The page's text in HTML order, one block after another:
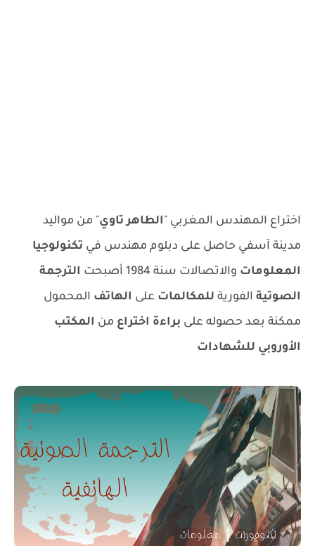
اختراع المهندس المغربي "الطاهر تاوي" من مواليد
مدينة آسفي حاصل على دبلوم مهندس في تكنولوجيا
المعلومات والاتصالات سنة 1984 أصبحت
الترجمة
الصوتية الفورية للمكالمات على الهاتف المحمول
ممكنة بعد حصوله على براءة اختراع من المكتب
الأوروبي للشهادات